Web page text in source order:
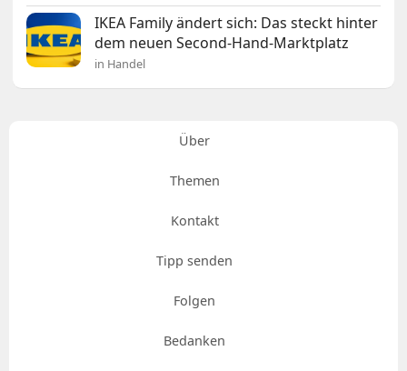
IKEA Family ändert sich: Das steckt hinter
dem neuen Second-Hand-Marktplatz
in Handel
Über
Themen
Kontakt
Tipp senden
Folgen
Bedanken